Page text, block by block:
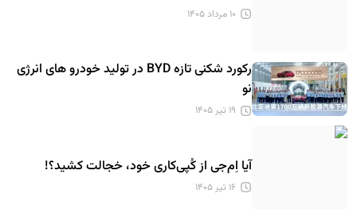
۱۰ مرداد ۱۴۰۵
رکورد شکنی تازه BYD در تولید خودرو های انرژی
نو
۱۹ تیر ۱۴۰۵
آیا اِم‌جی از کُپی‌کاری خود، خجالت کشید؟!
۱۶ تیر ۱۴۰۵